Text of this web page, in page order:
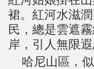
裙。紅河水滋
民，總是雲遮
岸，引人無限
哈尼山區，